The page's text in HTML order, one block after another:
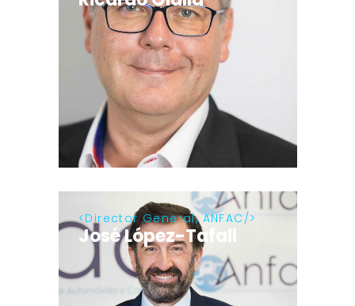
Director General, ANFAC
José López-Tafall